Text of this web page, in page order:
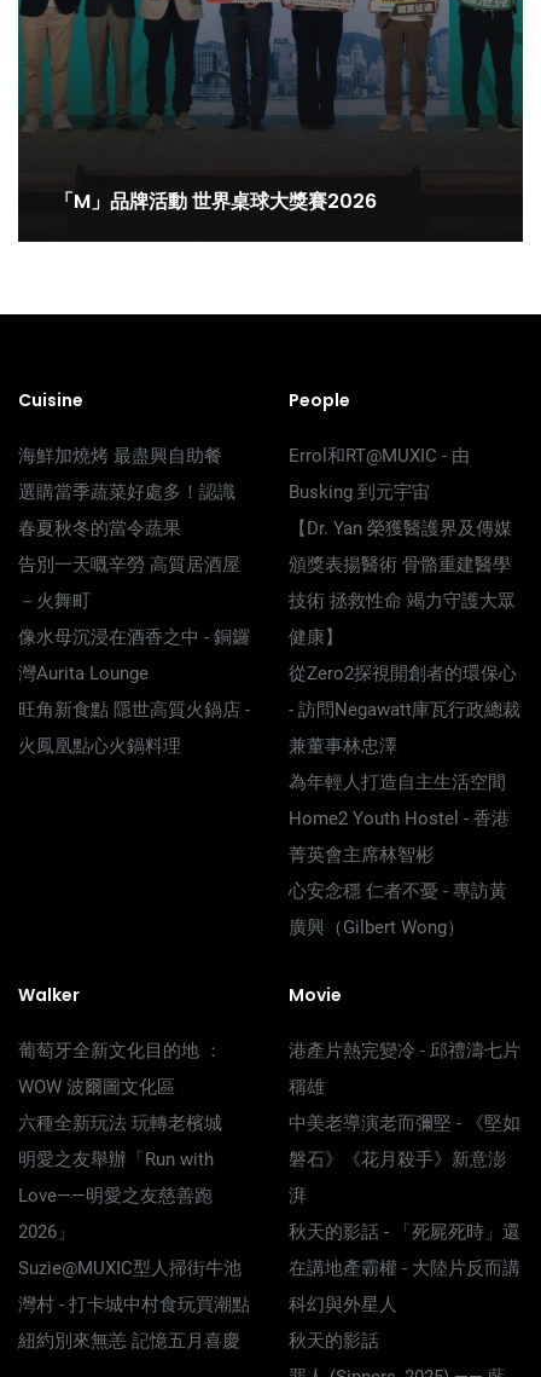
「M」品牌活動 世界桌球大獎賽2026
Cuisine
海鮮加燒烤 最盡興自助餐
選購當季蔬菜好處多！認識
春夏秋冬的當令蔬果
告別一天嘅辛勞 高質居酒屋
－火舞町
像水母沉浸在酒香之中 - 銅鑼
灣Aurita Lounge
旺角新食點 隱世高質火鍋店 -
火鳳凰點心火鍋料理
People
Errol和RT@MUXIC - 由
Busking 到元宇宙
【Dr. Yan 榮獲醫護界及傳媒
頒獎表揚醫術 骨骼重建醫學
技術 拯救性命 竭力守護大眾
健康】
從Zero2探視開創者的環保心
- 訪問Negawatt庫瓦行政總裁
兼董事林忠澤
為年輕人打造自主生活空間
Home2 Youth Hostel - 香港
菁英會主席林智彬
心安念穩 仁者不憂 - 專訪黃
廣興（Gilbert Wong）
Walker
葡萄牙全新文化目的地 ：
WOW 波爾圖文化區
六種全新玩法 玩轉老檳城
明愛之友舉辦「Run with
Love——明愛之友慈善跑
2026」
Suzie@MUXIC型人掃街牛池
灣村 - 打卡城中村食玩買潮點
紐約別來無恙 記憶五月喜慶
Movie
港產片熱完變冷 - 邱禮濤七片
稱雄
中美老導演老而彌堅 - 《堅如
磐石》《花月殺手》新意澎
湃
秋天的影話 - 「死屍死時」還
在講地產霸權 - 大陸片反而講
科幻與外星人
秋天的影話